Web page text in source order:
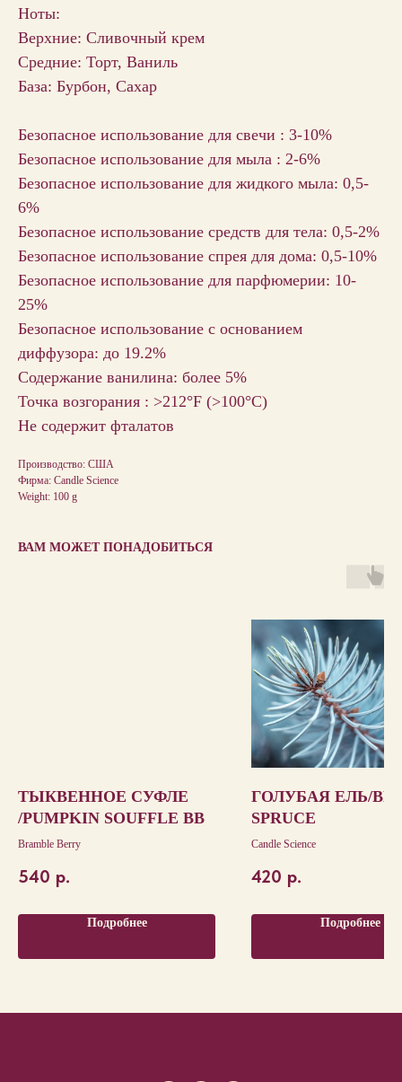
Ноты:
Верхние: Сливочный крем
Средние: Торт, Ваниль
База: Бурбон, Сахар
Безопасное использование для свечи : 3-10%
Безопасное использование для мыла : 2-6%
Безопасное использование для жидкого мыла: 0,5-
6%
Безопасное использование средств для тела: 0,5-2%
Безопасное использование спрея для дома: 0,5-10%
Безопасное использование для парфюмерии: 10-
25%
Безопасное использование с основанием
диффузора: до 19.2%
Содержание ванилина: более 5%
Точка возгорания : >212°F (>100°С)
Не содержит фталатов
Производство: США
Фирма: Candle Science
Weight: 100 g
ВАМ МОЖЕТ ПОНАДОБИТЬСЯ
ТЫКВЕННОЕ СУФЛЕ
/PUMPKIN SOUFFLE BB
Bramble Berry
540 р.
Подробнее
ГОЛУБАЯ ЕЛЬ/
SPRUCE
Candle Science
420 р.
Подробнее